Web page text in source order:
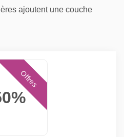
ajoutent une couche
Offres